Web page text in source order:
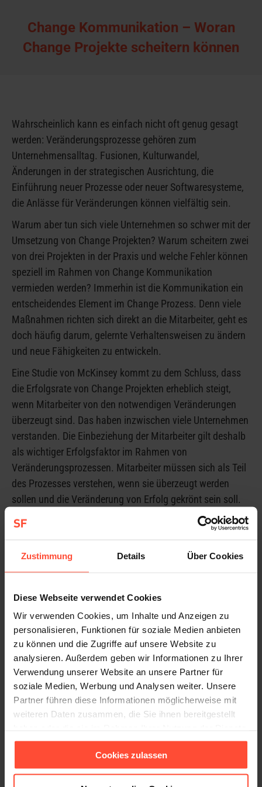
Zustimmung Details Über Cookies
Diese Webseite verwendet Cookies
Wir verwenden Cookies, um Inhalte und Anzeigen zu
personalisieren, Funktionen für soziale Medien anbieten
zu können und die Zugriffe auf unsere Website zu
analysieren. Außerdem geben wir Informationen zu Ihrer
Verwendung unserer Website an unsere Partner für
soziale Medien, Werbung und Analysen weiter. Unsere
Partner führen diese Informationen möglicherweise mit
weiteren Daten zusammen, die Sie ihnen bereitgestellt
gesammelt haben.
Cookies zulassen
Change Kommunikation – Woran
Change Projekte scheitern können
Wahrscheinlich kann es einfach nicht oft genug gesagt
werden: Veränderungsprozesse gehören zum
Unternehmensalltag. Fusionen, Kulturwandel,
Änderungen in der strategischen Ausrichtung, die
Einführung neuer Prozesse oder neuer Softwaresysteme,
die Anlässe für Veränderungen können vielfältig sein.
Warum aber tun sich viele Unternehmen so schwer mit der
Umsetzung von Change Projekten? Warum scheitern zwei
von drei Projekten in der Praxis und welche Fehler können
speziell im Rahmen von Change Kommunikation
vermieden werden? Immerhin ist die Kommunikation ein
entscheidendes Element im Change Prozess. Denn viele
Maßnahmen richten sich direkt an die Mitarbeiter, geht es
doch häufig darum, gelernte Verhaltensweisen zu ändern
und neue Fähigkeiten zu entwickeln.
Eine Studie von McKinsey kommt zu dem Schluss, dass
die Erfolgsrate von Change Projekten erheblich steigt,
wenn Mitarbeiter von den notwendigen Veränderungen
überzeugt sind. Das haben inzwischen viele Unternehmen
verstanden. Die Einbeziehung der Mitarbeiter gilt deshalb
als wichtiger Erfolgsfaktor im Rahmen von
Veränderungsprozessen. Mitarbeiter müssen sich als Teil
des Prozesses verstehen, wenn sie überzeugt werden
sollen und die Veränderung von Erfolg gekrönt sein soll.
Soweit die Theorie, in der Praxis sieht es aber meist
Auch in Veränderungsprozessen ist es häufig so, dass
gute Ideen an einer schlechten Umsetzung scheitern.
des Change Prozesses.
So beginnt eine professionelle Change Kommunikation
bereits vor dem Start des Change Projektes und begleitet
anschließend den gesamten Prozess. Change
Management und Change Kommunikation müssen
folglich eng verzahnt sein und dürfen nicht losgelöst
Grundlage der Kommunikation ist die Change Story. Sie
beantwortet sämtliche Fragen zum Veränderungsprozess
und ist so gestaltet, dass sie den Mitarbeitern die